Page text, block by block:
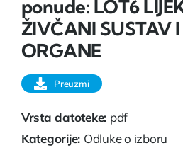
ponude: LOT6
ŽIVČANI SUSTAV I
ORGANE
Preuzmi
Vrsta datoteke: pdf
Kategorije: Odluke o izboru